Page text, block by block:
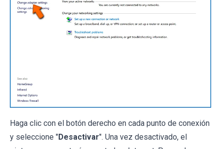
Haga clic con el botón derecho en cada punto de conexión
y seleccione "Desactivar". Una vez desactivado, el